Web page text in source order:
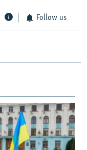
Follow us